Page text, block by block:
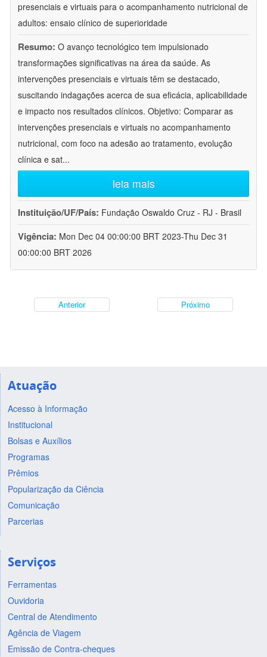
presenciais e virtuais para o acompanhamento nutricional de
adultos: ensaio clínico de superioridade
Resumo: O avanço tecnológico tem impulsionado
transformações significativas na área da saúde. As
intervenções presenciais e virtuais têm se destacado,
suscitando indagações acerca de sua eficácia, aplicabilidade
e impacto nos resultados clínicos. Objetivo: Comparar as
intervenções presenciais e virtuais no acompanhamento
nutricional, com foco na adesão ao tratamento, evolução
clínica e sat...
leia mais
Instituição/UF/País: Fundação Oswaldo Cruz - RJ - Brasil
Vigência: Mon Dec 04 00:00:00 BRT 2023-Thu Dec 31
00:00:00 BRT 2026
Anterior Próximo
Atuação
Acesso à Informação
Institucional
Bolsas e Auxílios
Programas
Prêmios
Popularização da Ciência
Comunicação
Parcerias
Serviços
Ferramentas
Ouvidoria
Central de Atendimento
Agência de Viagem
Emissão de Contra-cheques